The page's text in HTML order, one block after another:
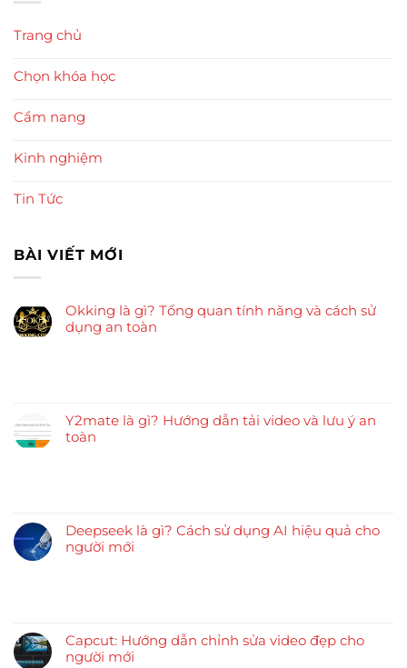
Trang chủ
Chọn khóa học
Cẩm nang
Kinh nghiệm
Tin Tức
BÀI VIẾT MỚI
Okking là gì? Tổng quan tính năng và cách sử
dụng an toàn
Y2mate là gì? Hướng dẫn tải video và lưu ý an
toàn
Deepseek là gì? Cách sử dụng AI hiệu quả cho
người mới
Capcut: Hướng dẫn chỉnh sửa video đẹp cho
người mới